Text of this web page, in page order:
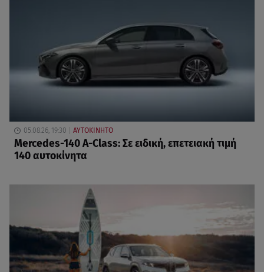
05.08.26, 19:30 ΑΥΤΟΚΙΝΗΤΟ
Mercedes-140 A-Class: Σε ειδική, επετειακή τιμή
140 αυτοκίνητα